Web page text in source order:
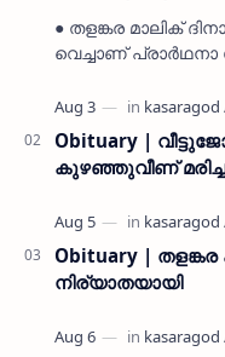
● തളങ്കര മാലിക്
വെച്ചാണ്
നൽകി കാസ…
Obituary |
കുഴഞ്ഞുവീണ്
Obituary |
നിര്യാതയായി